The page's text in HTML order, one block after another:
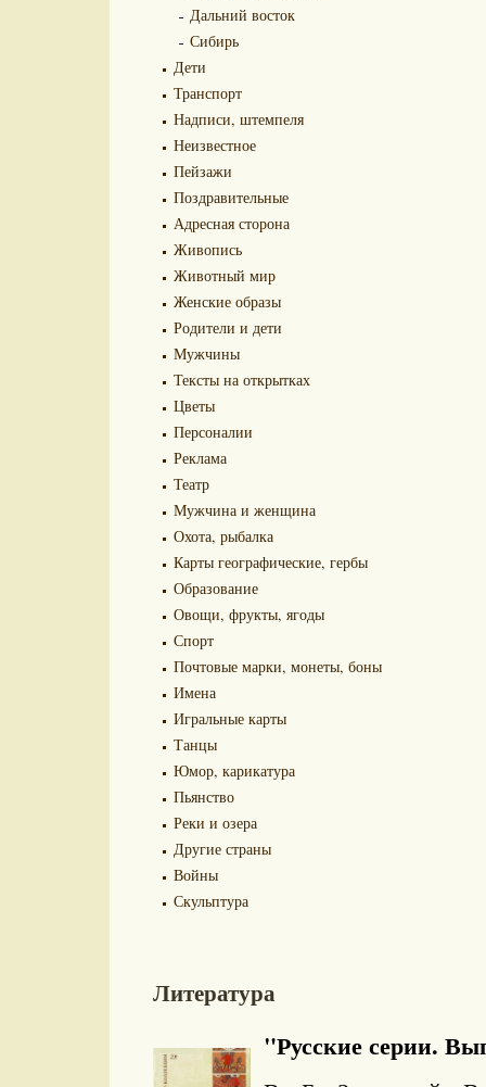
Дальний восток
Сибирь
Дети
Транспорт
Надписи, штемпеля
Неизвестное
Пейзажи
Поздравительные
Адресная сторона
Живопись
Животный мир
Женские образы
Родители и дети
Мужчины
Тексты на открытках
Цветы
Персоналии
Реклама
Театр
Мужчина и женщина
Охота, рыбалка
Карты географические, гербы
Образование
Овощи, фрукты, ягоды
Спорт
Почтовые марки, монеты, боны
Имена
Игральные карты
Танцы
Юмор, карикатура
Пьянство
Реки и озера
Другие страны
Войны
Скульптура
Литература
"Русские серии.